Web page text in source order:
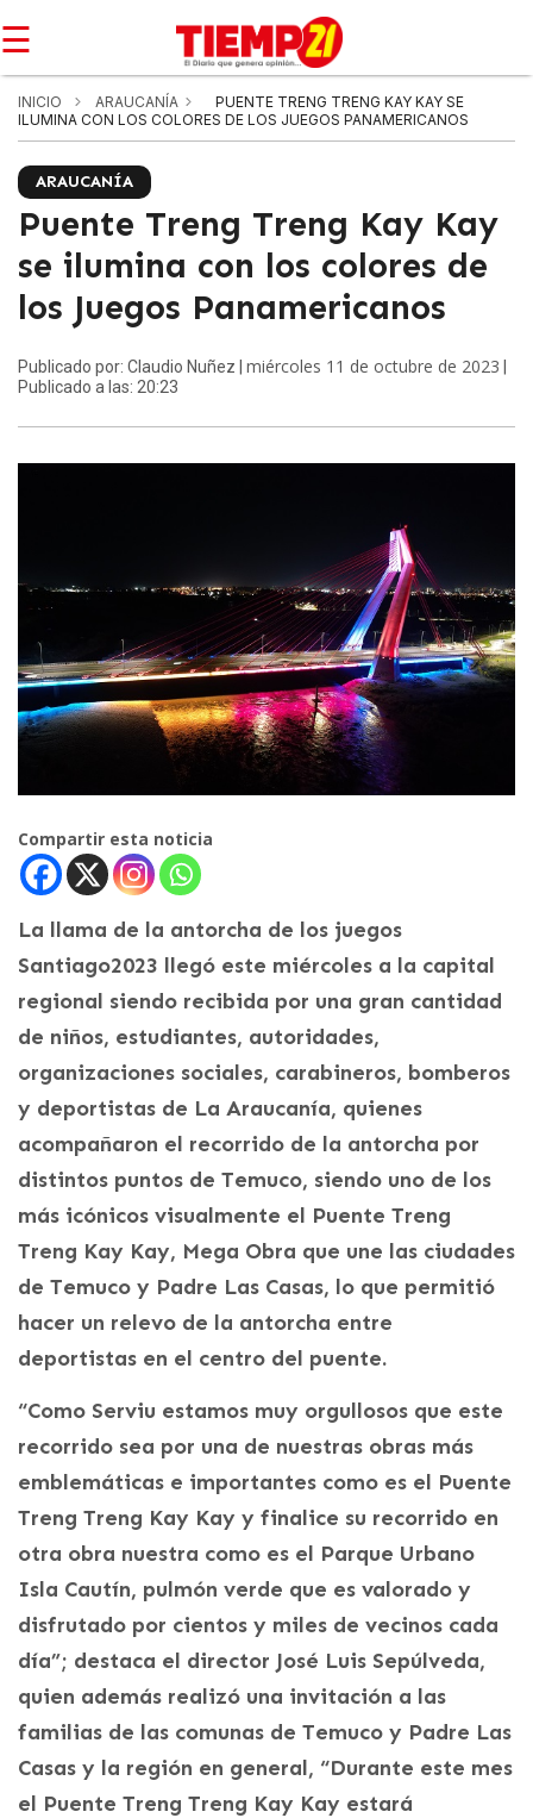
☰
INICIO ARAUCANÍA
PUENTE TRENG TRENG KAY KAY SE
ILUMINA CON LOS COLORES DE LOS JUEGOS PANAMERICANOS
ARAUCANÍA
Puente Treng Treng Kay Kay
se ilumina con los colores de
los Juegos Panamericanos
Publicado por: Claudio Nuñez | miércoles 11 de octubre de 2023
Publicado a las: 20:23
Compartir esta noticia
La llama de la antorcha de los juegos
Santiago2023 llegó este miércoles a la capital
regional siendo recibida por una gran cantidad
de niños, estudiantes, autoridades,
organizaciones sociales, carabineros, bomberos
y deportistas de La Araucanía, quienes
acompañaron el recorrido de la antorcha por
distintos puntos de Temuco, siendo uno de los
más icónicos visualmente el Puente Treng
Treng Kay Kay, Mega Obra que une las ciudades
de Temuco y Padre Las Casas, lo que permitió
hacer un relevo de la antorcha entre
deportistas en el centro del puente.
“Como Serviu estamos muy orgullosos que este
recorrido sea por una de nuestras obras más
emblemáticas e importantes como es el Puente
Treng Treng Kay Kay y finalice su recorrido en
otra obra nuestra como es el Parque Urbano
Isla Cautín, pulmón verde que es valorado y
disfrutado por cientos y miles de vecinos cada
día”; destaca el director José Luis Sepúlveda,
quien además realizó una invitación a las
familias de las comunas de Temuco y Padre Las
Casas y la región en general, “Durante este mes
el Puente Treng Treng Kay Kay estará